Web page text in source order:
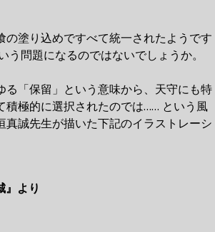
塗り込めですべて統一されたようです
問題になるのではないでしょうか。
「保留」という意味から、天守にも特
積極的に選択されたのでは…… という風
誠先生が描いた下記のイラストレーシ
』より